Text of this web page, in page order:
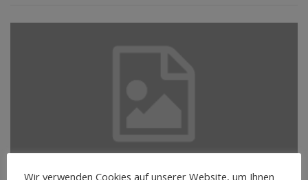
Wir verwenden Cookies auf unserer Website, um Ihnen